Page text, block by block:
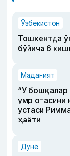
Ўзбекистон
Тошкентда
бўйича 6
Маданият
“У бошқалар
умр отасини
устаси
ҳаёти
Дунё